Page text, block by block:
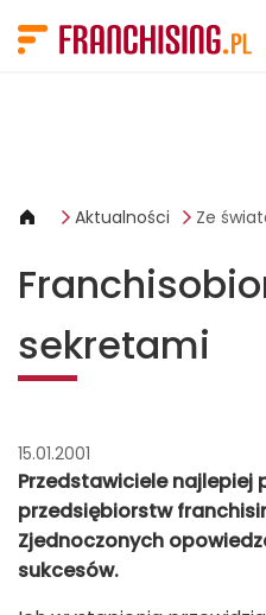
Aktualności Ze
sekretami
15.01.2001
Przedstawiciele najlepiej
przedsiębiorstw
Zjednoczonych
sukcesów.